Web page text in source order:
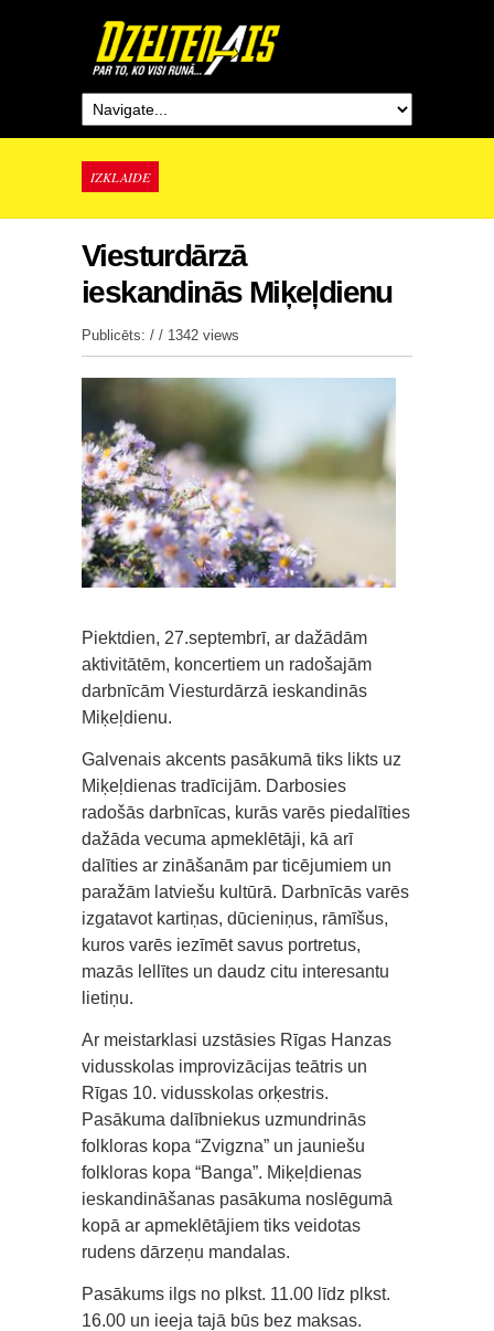
IZKLAIDE
Viesturdārzā
ieskandinās Miķeļdienu
Publicēts: / / 1342 views
Piektdien, 27.septembrī, ar dažādām
aktivitātēm, koncertiem un radošajām
darbnīcām Viesturdārzā ieskandinās
Miķeļdienu.
Galvenais akcents pasākumā tiks likts uz
Miķeļdienas tradīcijām. Darbosies
radošās darbnīcas, kurās varēs piedalīties
dažāda vecuma apmeklētāji, kā arī
dalīties ar zināšanām par ticējumiem un
paražām latviešu kultūrā. Darbnīcās varēs
izgatavot kartiņas, dūcieniņus, rāmīšus,
kuros varēs iezīmēt savus portretus,
mazās lellītes un daudz citu interesantu
lietiņu.
Ar meistarklasi uzstāsies Rīgas Hanzas
vidusskolas improvizācijas teātris un
Rīgas 10. vidusskolas orķestris.
Pasākuma dalībniekus uzmundrinās
folkloras kopa “Zvigzna” un jauniešu
folkloras kopa “Banga”. Miķeļdienas
ieskandināšanas pasākuma noslēgumā
kopā ar apmeklētājiem tiks veidotas
rudens dārzeņu mandalas.
Pasākums ilgs no plkst. 11.00 līdz plkst.
16.00 un ieeja tajā būs bez maksas.